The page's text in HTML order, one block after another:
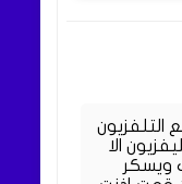
التلفزيون
الا
ويسكر